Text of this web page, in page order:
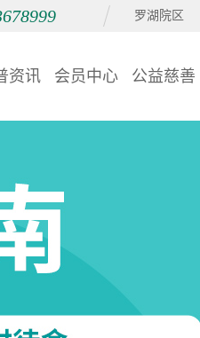
罗湖院区
资讯 会员中心 公益慈善